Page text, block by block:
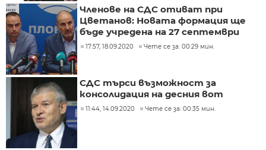
Членове на СДС отиват при
Цветанов: Новата формация ще
бъде учредена на 27 септември
17:57, 18.09.2020 Чете се за: 00:29 мин.
СДС търси възможност за
консолидация на десния вот
11:44, 14.09.2020 Чете се за: 00:35 мин.